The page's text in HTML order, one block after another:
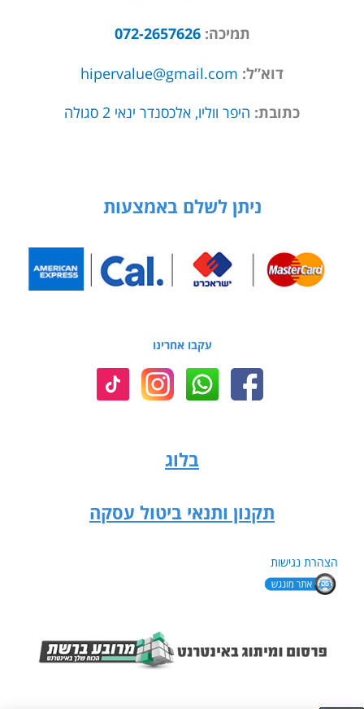
תמיכה:072-2657626
דוא”ל: hipervalue@gmail.com
כתובת: היפר ווליו, אלכסנדר ינאי 2 סגולה
ניתן לשלם באמצעות
עקבו אחרינו
בלוג
תקנון ותנאי ביטול עסקה
הצהרת נגישות